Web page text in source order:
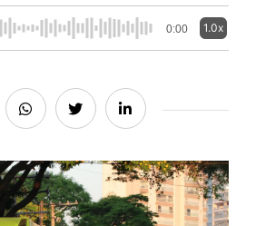
0:00 1.0x